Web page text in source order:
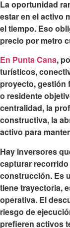
La oportunidad
estar en el activo
el tiempo. Eso
precio por metro
En Punta Cana,
turísticos,
proyecto, gestión
o residente
centralidad, la
constructiva, la
activo para
Hay inversores
capturar
construcción. Es
tiene trayectoria,
operativa. El
riesgo de
prefieren activos